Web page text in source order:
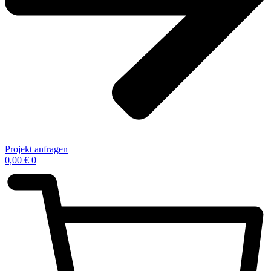
Projekt anfragen
0,00 € 0